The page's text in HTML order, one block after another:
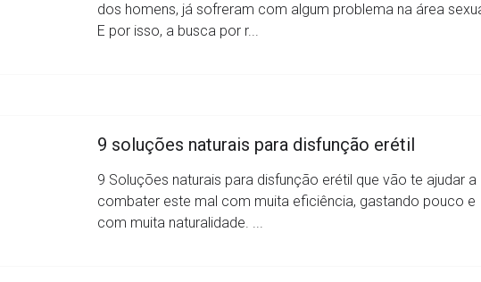
dos homens, já sofreram com algum problema na área
E por isso, a busca por r...
9 soluções naturais para disfunção erétil
9 Soluções naturais para disfunção erétil que vão te ajudar a
combater este mal com muita eficiência, gastando pouco e
com muita naturalidade. ...